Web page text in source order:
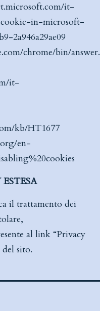
it-
in-microsoft-
2a946a29ae09
chrome/bin/
it-
kb/HT1677
en-
il trattamento dei
al link “Privacy
sito.